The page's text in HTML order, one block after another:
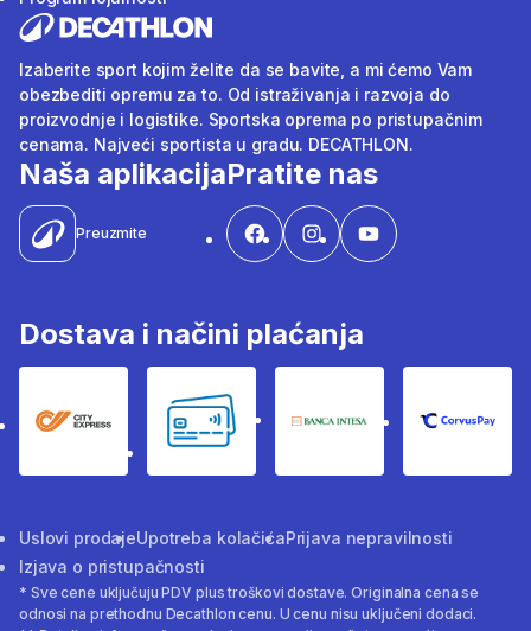
Izaberite sport kojim želite da se bavite, a mi ćemo Vam
obezbediti opremu za to. Od istraživanja i razvoja do
proizvodnje i logistike. Sportska oprema po pristupačnim
cenama. Najveći sportista u gradu. DECATHLON.
Naša aplikacija
Preuzmite
Pratite nas
Dostava i načini plaćanja
City Express Bankovne karticeBanka Intesa
Uslovi prodajeUpotreba kolačićaPrijava nepravilnosti
Izjava o pristupačnosti
* Sve cene uključuju PDV plus troškovi dostave. Originalna cena se
odnosi na prethodnu Decathlon cenu. U cenu nisu uključeni dodaci.